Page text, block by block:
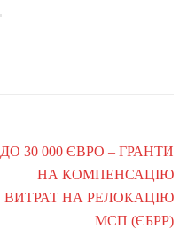
ДО 30 000 ЄВРО – ГРАНТИ
НА КОМПЕНСАЦІЮ
ВИТРАТ НА РЕЛОКАЦІЮ
МСП (ЄБРР)